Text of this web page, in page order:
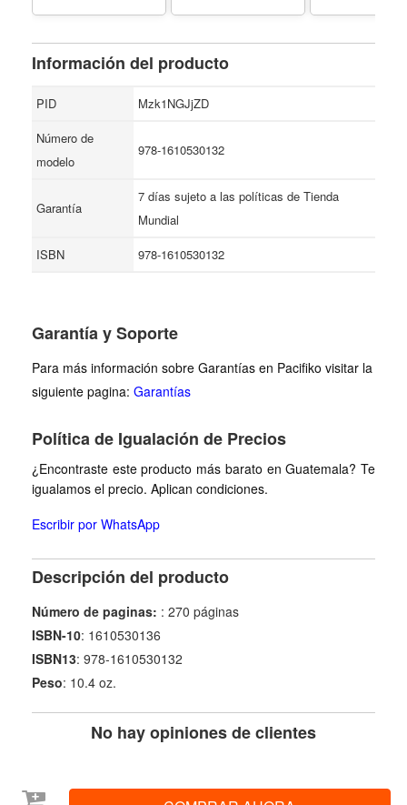
Información del producto
PID
Mzk1NGJjZD
Número de
modelo
978-1610530132
Garantía
7 días sujeto a las políticas de Tienda
Mundial
ISBN
978-1610530132
Garantía y Soporte
Para más información sobre Garantías en Pacifiko visitar la
siguiente pagina: Garantías
Política de Igualación de Precios
¿Encontraste este producto más barato en Guatemala? Te
igualamos el precio. Aplican condiciones.
Escribir por WhatsApp
Descripción del producto
Número de paginas: : 270 páginas
ISBN-10: 1610530136
ISBN13: 978-1610530132
Peso: 10.4 oz.
No hay opiniones de clientes